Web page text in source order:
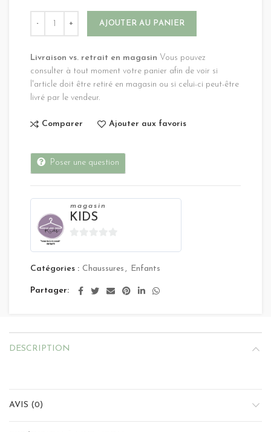
AJOUTER AU PANIER
Livraison vs. retrait en magasin Vous pouvez
consulter à tout moment votre panier afin de voir si
l'article doit être retiré en magasin ou si celui-ci peut-être
livré par le vendeur.
Comparer Ajouter aux favoris
Poser une question
magasin
KIDS
5
Catégories : Chaussures , Enfants
Partager
DESCRIPTION
AVIS (0)